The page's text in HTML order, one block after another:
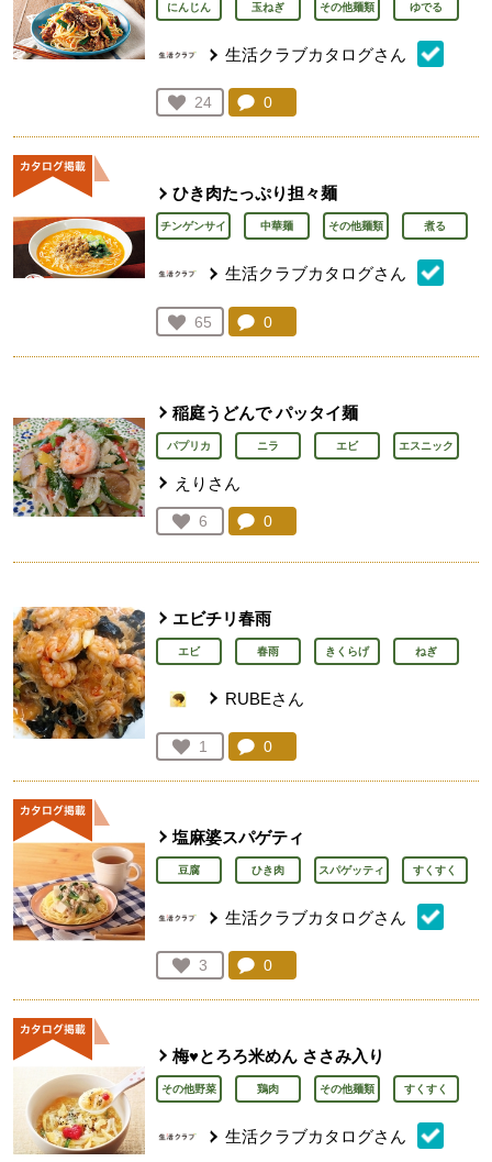
にんじん 玉ねぎ その他麺類 ゆでる
生活クラブカタログさん
お気に入り登録：
24
人が登録
コメント：
0
ひき肉たっぷり担々麺
チンゲンサイ 中華麺 その他麺類 煮る
生活クラブカタログさん
お気に入り登録：
65
人が登録
コメント：
0
稲庭うどんで パッタイ麺
パプリカ ニラ エビ エスニック
えりさん
お気に入り登録：
6
人が登録
コメント：
0
エビチリ春雨
エビ 春雨 きくらげ ねぎ
RUBEさん
お気に入り登録：
1
人が登録
コメント：
0
塩麻婆スパゲティ
豆腐 ひき肉 スパゲッティ すくすく
生活クラブカタログさん
お気に入り登録：
3
人が登録
コメント：
0
梅♥とろろ米めん ささみ入り
その他野菜 鶏肉 その他麺類 すくすく
生活クラブカタログさん